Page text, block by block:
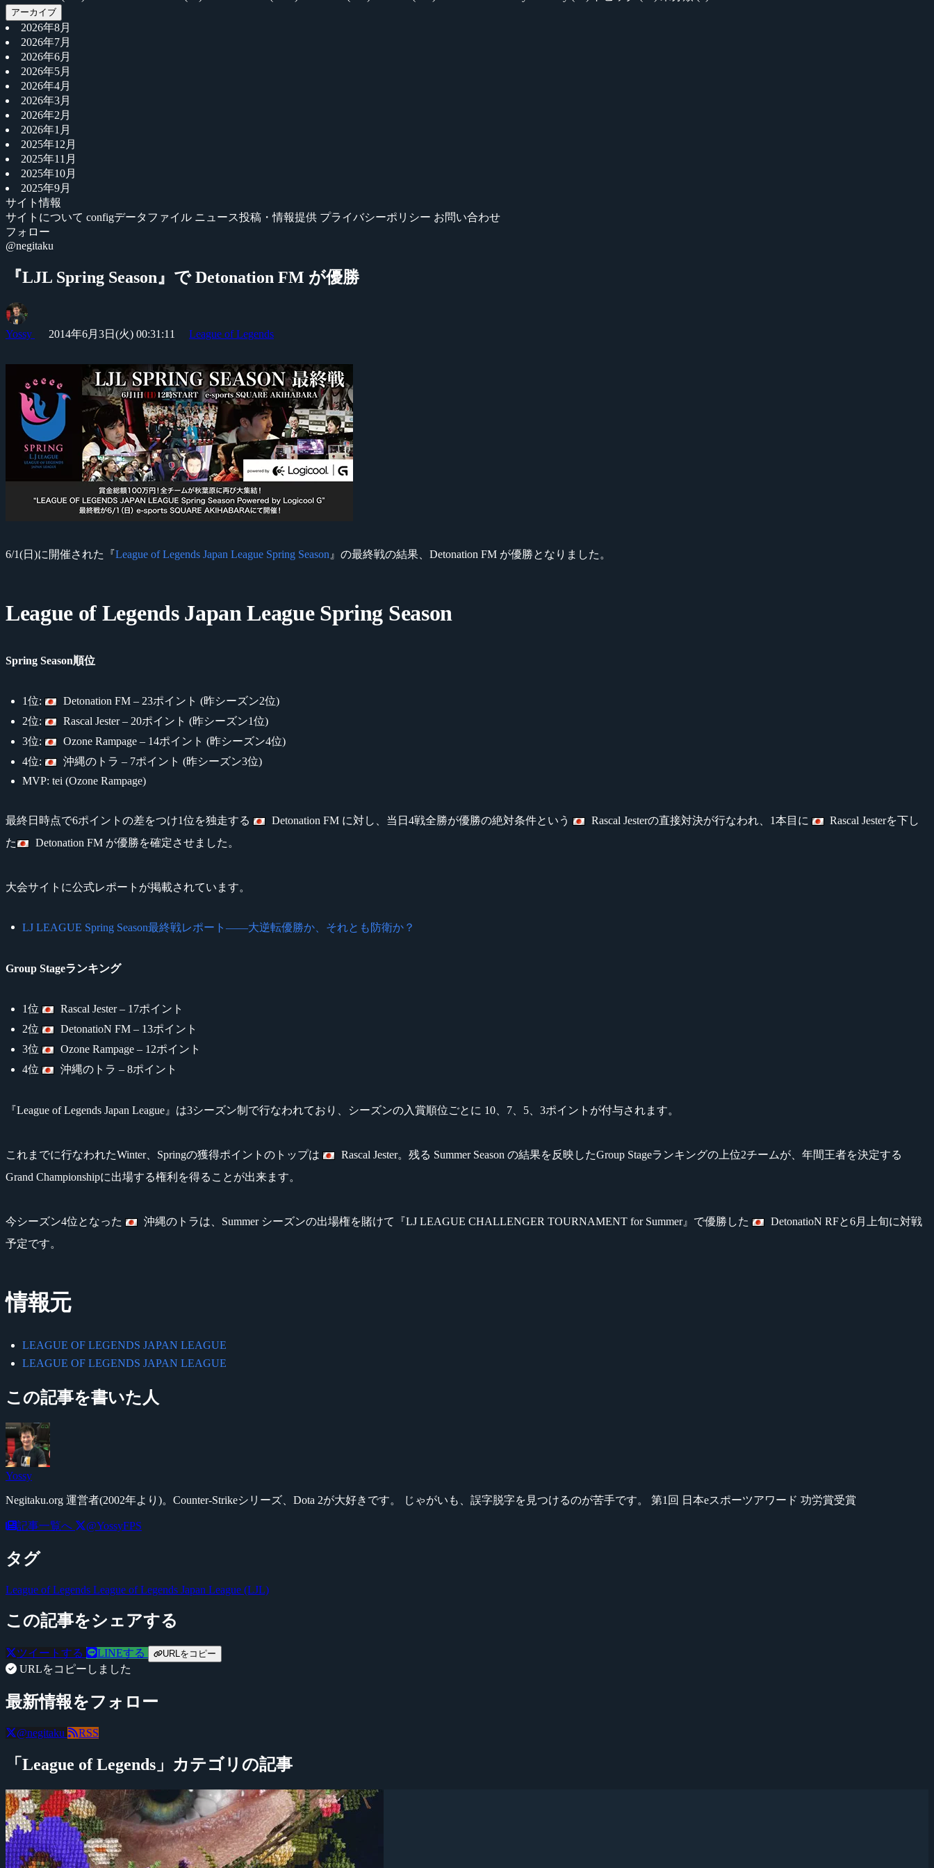
アーカイブ
2026年8月
2026年7月
2026年6月
2026年5月
2026年4月
2026年3月
2026年2月
2026年1月
2025年12月
2025年11月
2025年10月
2025年9月
サイト情報
サイトについて configデータファイル ニュース投稿・情報提供 プライバシーポリシー お問い合わせ
フォロー
@negitaku
『LJL Spring Season』で Detonation FM が優勝
Yossy 2014年6月3日(火) 00:31:11 League of Legends
6/1(日)に開催された『League of Legends Japan League Spring Season 』の最終戦の結果、Detonation FM が優勝となりました。
League of Legends Japan League Spring Season
Spring Season順位
1位:
Detonation FM – 23ポイント (昨シーズン2位)
2位:
Rascal Jester – 20ポイント (昨シーズン1位)
3位:
Ozone Rampage – 14ポイント (昨シーズン4位)
4位:
沖縄のトラ – 7ポイント (昨シーズン3位)
MVP: tei (Ozone Rampage)
最終日時点で6ポイントの差をつけ1位を独走する Detonation FM に対し、当日4戦全勝が優勝の絶対条件という Rascal Jesterの直接対決が行なわれ、1本目に
Rascal Jesterを下し
た
Detonation FM が優勝を確定させました。
大会サイトに公式レポートが掲載されています。
LJ LEAGUE Spring Season最終戦レポート――大逆転優勝か、それとも防衛か？
Group Stageランキング
1位
Rascal Jester – 17ポイント
2位
DetonatioN FM – 13ポイント
3位
Ozone Rampage – 12ポイント
4位
沖縄のトラ – 8ポイント
『League of Legends Japan League』は3シーズン制で行なわれており、シーズンの入賞順位ごとに 10、7、5、3ポイントが付与されます。
これまでに行なわれたWinter、Springの獲得ポイントのトップは
Rascal Jester。残る Summer Season の結果を反映したGroup Stageランキングの上位2チームが、年間王者を決定する
Grand Championshipに出場する権利を得ることが出来ます。
今シーズン4位となった 沖縄のトラは、Summer シーズンの出場権を賭けて『LJ LEAGUE CHALLENGER TOURNAMENT for Summer』で優勝した
DetonatioN RFと6月上旬に対戦
予定です。
情報元
LEAGUE OF LEGENDS JAPAN LEAGUE
LEAGUE OF LEGENDS JAPAN LEAGUE
この記事を書いた人
Yossy
Negitaku.org 運営者(2002年より)。Counter-Strikeシリーズ、Dota 2が大好きです。 じゃがいも、誤字脱字を見つけるのが苦手です。 第1回 日本eスポーツアワード 功労賞受賞
記事一覧へ @YossyFPS
タグ
League of Legends League of Legends Japan League (LJL)
この記事をシェアする
ツイートする LINEする URLをコピー
URLをコピーしました
最新情報をフォロー
@negitaku RSS
「League of Legends」カテゴリの記事